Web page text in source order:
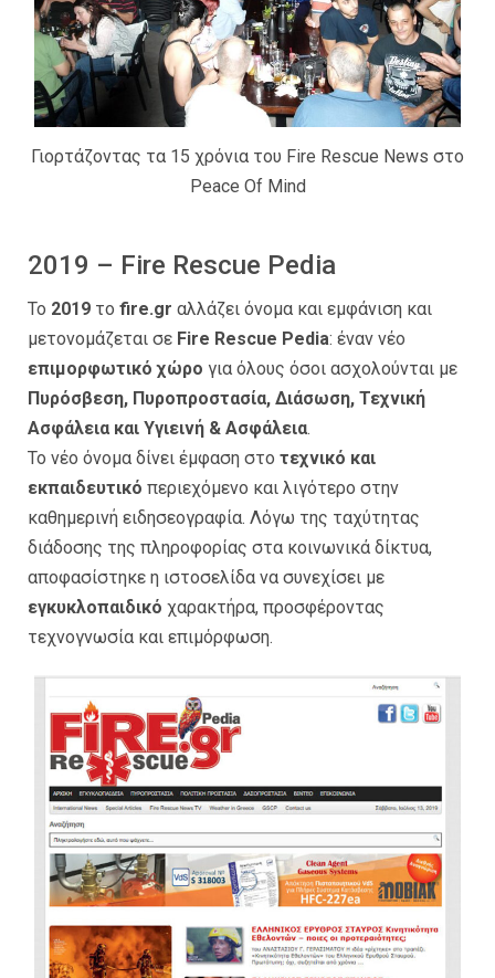
Γιορτάζοντας τα 15 χρόνια του Fire Rescue News στο
Peace Of Mind
2019 – Fire Rescue Pedia
Το 2019 το fire.gr αλλάζει όνομα και εμφάνιση και
μετονομάζεται σε Fire Rescue Pedia: έναν νέο
επιμορφωτικό χώρο για όλους όσοι ασχολούνται με
Πυρόσβεση, Πυροπροστασία, Διάσωση, Τεχνική
Ασφάλεια και Υγιεινή & Ασφάλεια.
Το νέο όνομα δίνει έμφαση στο τεχνικό και
εκπαιδευτικό περιεχόμενο και λιγότερο στην
καθημερινή ειδησεογραφία. Λόγω της ταχύτητας
διάδοσης της πληροφορίας στα κοινωνικά δίκτυα,
αποφασίστηκε η ιστοσελίδα να συνεχίσει με
εγκυκλοπαιδικό χαρακτήρα, προσφέροντας
τεχνογνωσία και επιμόρφωση.